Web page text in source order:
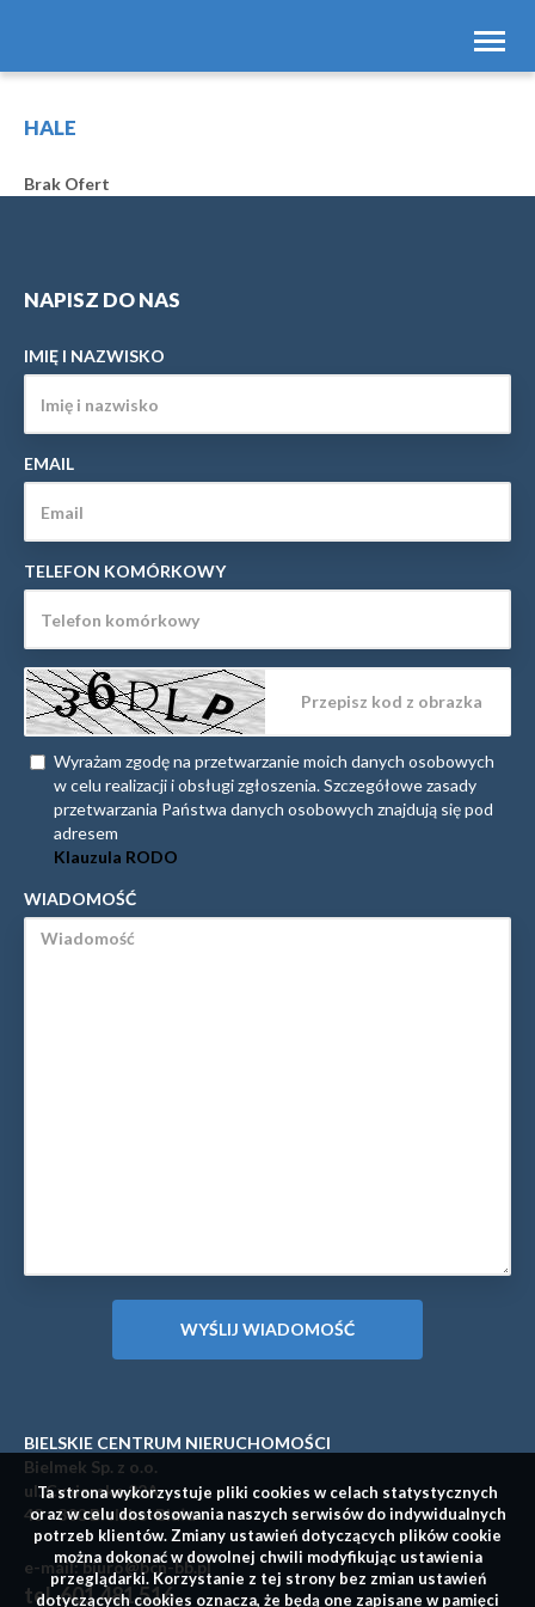
HALE
Brak Ofert
NAPISZ DO NAS
IMIĘ I NAZWISKO
EMAIL
TELEFON KOMÓRKOWY
Wyrażam zgodę na przetwarzanie moich danych osobowych
w celu realizacji i obsługi zgłoszenia. Szczegółowe zasady
przetwarzania Państwa danych osobowych znajdują się pod
adresem
Klauzula RODO
WIADOMOŚĆ
BIELSKIE CENTRUM NIERUCHOMOŚCI
Bielmek Sp. z o.o.
ul. Cyniarska 22A
43 - 300 Bielsko-Biała
e-mail: biuro@bcn-bb.pl
tel. 601 481 516
Ta strona wykorzystuje pliki cookies w celach statystycznych
oraz w celu dostosowania naszych serwisów do indywidualnych
potrzeb klientów. Zmiany ustawień dotyczących plików cookie
można dokonać w dowolnej chwili modyfikując ustawienia
przeglądarki. Korzystanie z tej strony bez zmian ustawień
dotyczących cookies oznacza, że będą one zapisane w pamięci